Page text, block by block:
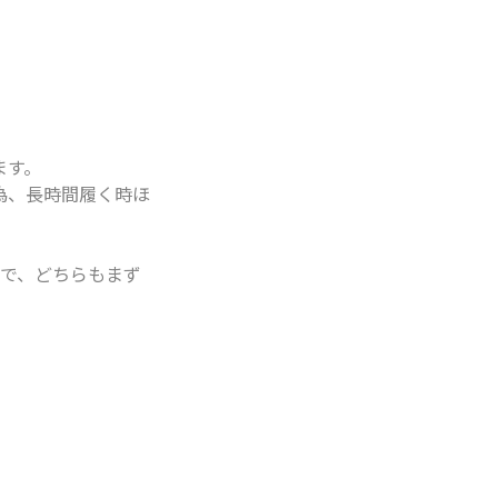
。
、長時間履く時ほ
、どちらもまず